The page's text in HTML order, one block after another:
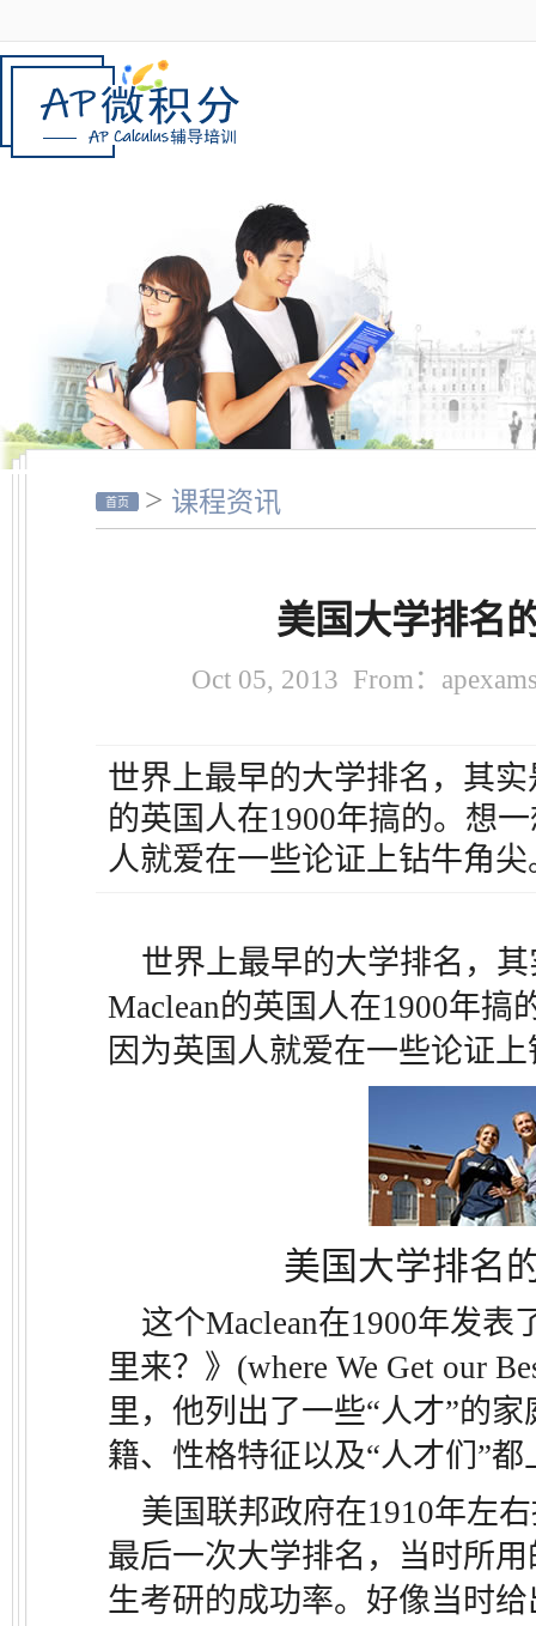
首页 > 课程资讯
美国大学排名
Oct 05, 2013 From：
世界上最早的大学排名，其
的英国人在1900年搞的。想
人就爱在一些论证上钻牛角尖
世界上最早的大学排名，
Maclean的英国人在1900年搞
因为英国人就爱在一些论证
美国大学排名
这个Maclean在1900年发表
里来？》(where We Get our
里，他列出了一些“人才”的
籍、性格特征以及“人才们”
美国联邦政府在1910年左
最后一次大学排名，当时所
生考研的成功率。好像当时